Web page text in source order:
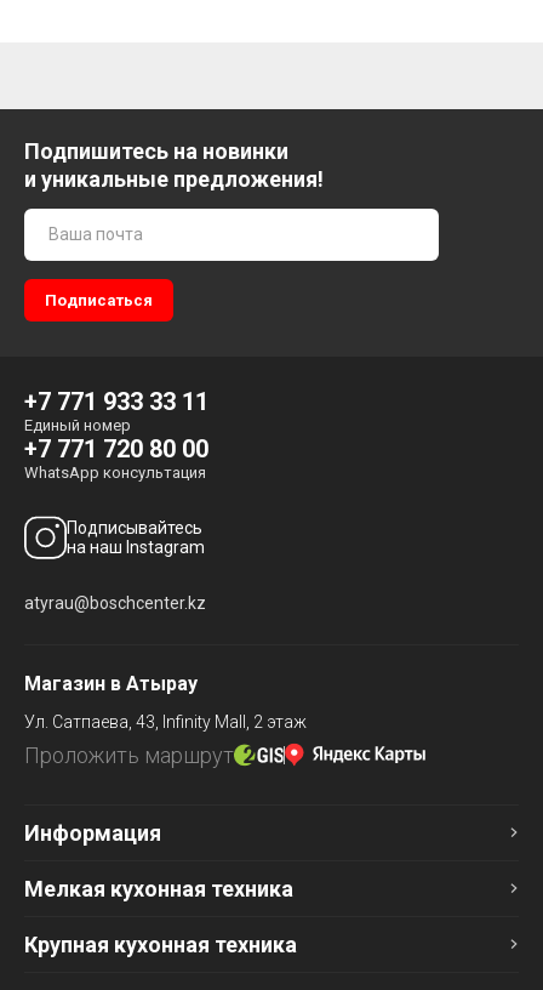
Подпишитесь на новинки
и уникальные предложения!
+7 771 933 33 11
Единый номер
+7 771 720 80 00
WhatsApp консультация
Подписывайтесь
на наш Instagram
atyrau@boschcenter.kz
Магазин в Атырау
Ул. Сатпаева, 43, Infinity Mall, 2 этаж
Проложить маршрут
Информация
Мелкая кухонная техника
Крупная кухонная техника